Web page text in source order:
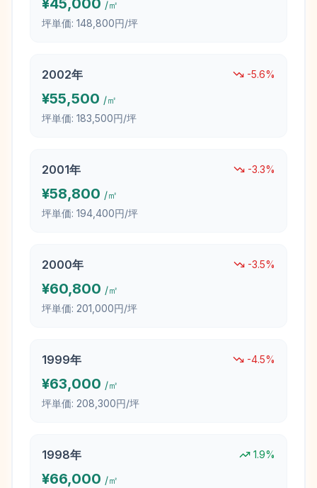
¥45,000 /㎡
坪単価: 148,800円/坪
2002年 -5.6%
¥55,500 /㎡
坪単価: 183,500円/坪
2001年 -3.3%
¥58,800 /㎡
坪単価: 194,400円/坪
2000年 -3.5%
¥60,800 /㎡
坪単価: 201,000円/坪
1999年 -4.5%
¥63,000 /㎡
坪単価: 208,300円/坪
1998年 1.9%
¥66,000 /㎡